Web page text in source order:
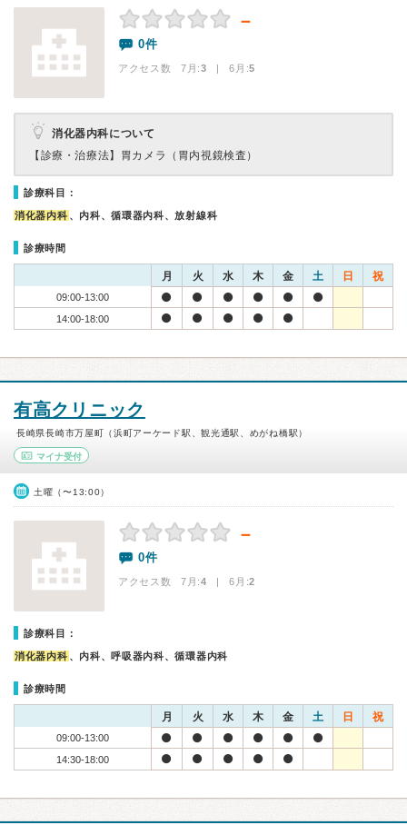
－
0件
アクセス数 7月:3 | 6月:5
消化器内科について
【診療・治療法】 胃カメラ（胃内視鏡検査）
診療科目：
消化器内科 、内科、循環器内科、放射線科
診療時間
月 火 水 木 金 土 日 祝
09:00-13:00
14:00-18:00
有高クリニック
長崎県長崎市万屋町（浜町アーケード駅、観光通駅、めがね橋駅）
マイナ受付
土曜（〜13:00）
－
0件
アクセス数 7月:4 | 6月:2
診療科目：
消化器内科 、内科、呼吸器内科、循環器内科
診療時間
月 火 水 木 金 土 日 祝
09:00-13:00
14:30-18:00